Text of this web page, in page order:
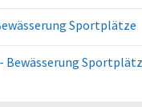
Sportplätze
Bewässerung